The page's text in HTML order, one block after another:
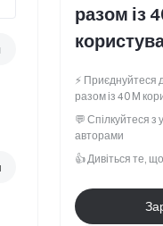
разом із
⚡️ Приєднуйтеся
разом із 40 M
💬 Спілкуйтеся
авторами
👍Дивіться те,